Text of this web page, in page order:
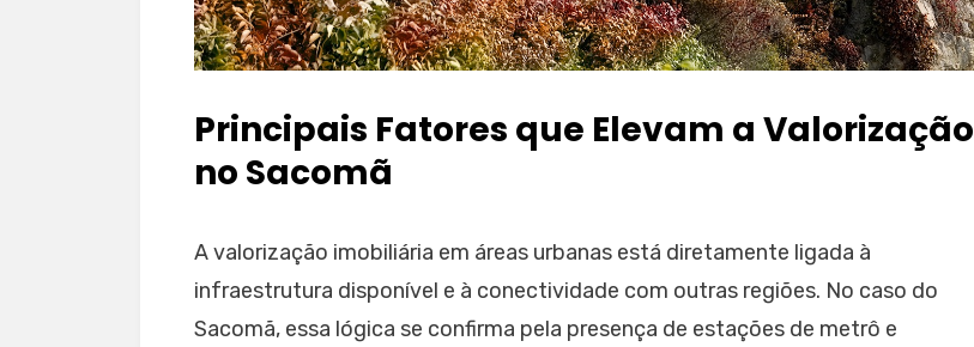
Principais Fatores que Elevam a Valorização
no Sacomã
A valorização imobiliária em áreas urbanas está diretamente ligada à
infraestrutura disponível e à conectividade com outras regiões. No caso do
Sacomã, essa lógica se confirma pela presença de estações de metrô e